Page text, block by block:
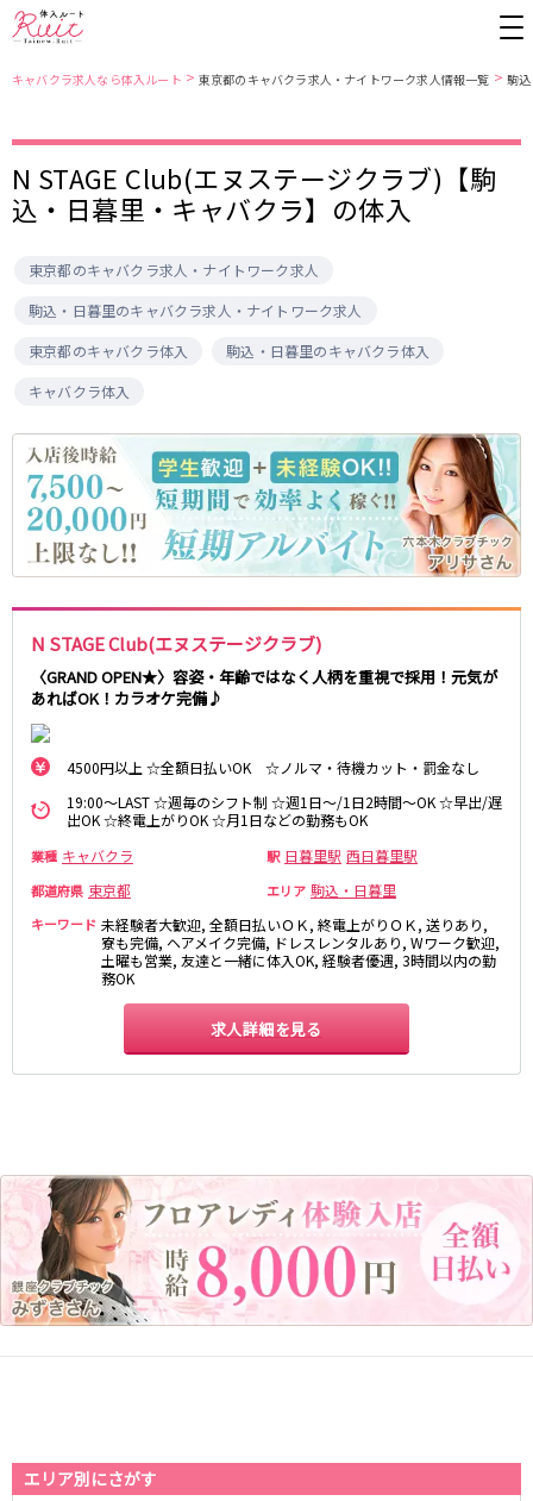
キャバクラ求人なら体入ルート > 東京都のキャバクラ求人・ナイトワーク求人情報一覧 > 駒
N STAGE Club(エヌステージクラブ)【駒
込・日暮里・キャバクラ】の体入
東京都のキャバクラ求人・ナイトワーク求人
駒込・日暮里のキャバクラ求人・ナイトワーク求人
東京都のキャバクラ体入
駒込・日暮里のキャバクラ体入
キャバクラ体入
N STAGE Club(エヌステージクラブ)
〈GRAND OPEN★〉容姿・年齢ではなく人柄を重視で採用！元気が
あればOK！カラオケ完備♪
4500円以上 ☆全額日払いOK ☆ノルマ・待機カット・罰金なし
19:00～LAST ☆週毎のシフト制 ☆週1日～/1日2時間～OK ☆早出/遅
出OK ☆終電上がりOK ☆月1日などの勤務もOK
業種 キャバクラ 駅 日暮里駅 西日暮里駅
都道府県 東京都 エリア 駒込・日暮里
キーワード 未経験者大歓迎, 全額日払いＯＫ, 終電上がりＯＫ, 送りあり,
寮も完備, ヘアメイク完備, ドレスレンタルあり, Wワーク歓迎,
土曜も営業, 友達と一緒に体入OK, 経験者優遇, 3時間以内の勤
務OK
求人詳細を見る
エリア別にさがす
上野
池袋
吉祥寺
町田
立川
歌舞伎町
五反田
蒲田
ひばりヶ丘・久米川
八王子
六本木
品川・大井町・大森
秋葉原
中野
恵比寿
葛西
赤坂
小岩・新小岩
荻窪・阿佐ヶ谷
浅草・浅草橋・両国
下北沢・経堂
大塚・巣鴨
東陽町・門前仲町
綾瀬・竹ノ塚・西新井
調布
高円寺
国分寺
亀有・金町
新宿
明大前・烏山
四谷・神楽坂
菊川・瑞江
高田馬場・大久保
守谷
大泉学園・石神井公園
西麻布
神奈川県
川崎
藤沢・鎌倉
相模原
横須賀
上大岡・戸塚
新横浜
武蔵小杉
たまプラーザ・向ヶ丘遊園・鷺沼
元住吉・綱島
川崎中部
横浜東部
川崎北部
茅ヶ崎
大宮
東京メトロ日比谷線
銀座駅
上野駅
恵比寿駅
六本木駅
広尾駅
三ノ輪駅
都営大江戸線
練馬駅
門前仲町駅
東新宿駅
両国駅
東中野駅
飯田橋駅
麻布十番駅
森下駅
勝どき駅
豊島園駅
JR中央・総武線
千葉駅
錦糸町駅
新宿駅
中野駅
本八幡駅
西船橋駅
津田沼駅
亀戸駅
小岩駅
高円寺駅
荻窪駅
市川駅
阿佐ヶ谷駅
平井駅
稲毛駅
両国駅
西荻窪駅
浅草橋駅
水道橋駅
飯田橋駅
下総中山駅
幕張本郷駅
新宿駅
吉祥寺駅
神田駅
八王子駅
中野駅
高円寺駅
荻窪駅
阿佐ヶ谷駅
三鷹駅
国立駅
豊田駅
西国分寺駅